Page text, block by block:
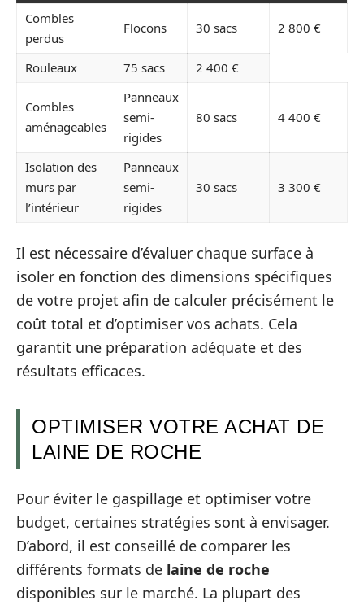
Combles
perdus
Flocons 30 sacs 2 800 €
Rouleaux 75 sacs 2 400 €
Combles
aménageables
Panneaux
semi-
rigides
80 sacs 4 400 €
Isolation des
murs par
l’intérieur
Panneaux
semi-
rigides
30 sacs 3 300 €
Il est nécessaire d’évaluer chaque surface à
isoler en fonction des dimensions spécifiques
de votre projet afin de calculer précisément le
coût total et d’optimiser vos achats. Cela
garantit une préparation adéquate et des
résultats efficaces.
OPTIMISER VOTRE ACHAT DE
LAINE DE ROCHE
Pour éviter le gaspillage et optimiser votre
budget, certaines stratégies sont à envisager.
D’abord, il est conseillé de comparer les
différents formats de laine de roche
disponibles sur le marché. La plupart des